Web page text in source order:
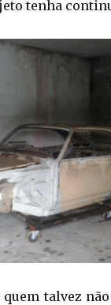
tenha
talvez